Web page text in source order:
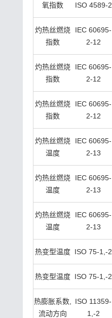
氧指数 ISO 4589-2
灼热丝燃烧
指数
IEC 60695-
2-12
灼热丝燃烧
指数
IEC 60695-
2-12
灼热丝燃烧
指数
IEC 60695-
2-12
灼热丝燃烧
温度
IEC 60695-
2-13
灼热丝燃烧
温度
IEC 60695-
2-13
灼热丝燃烧
温度
IEC 60695-
2-13
热变型温度 ISO 75-1,-2
热变型温度 ISO 75-1,-2
热膨胀系数,
流动方向
ISO 11359-
1,-2